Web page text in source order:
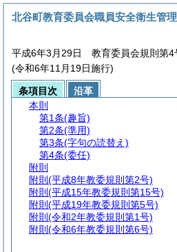
北谷町教育委員会職員安全衛生管
平成6年3月29日 教育委員会規則第4
(令和6年11月19日施行)
条項目次
沿革
本則
第1条(趣旨)
第2条(準用)
第3条(字句の読替え)
第4条(委任)
附則
附則 (平成8年教委規則第2号)
附則 (平成15年教委規則第15号)
附則 (平成19年教委規則第5号)
附則 (令和2年教委規則第1号)
附則 (令和6年教委規則第6号)